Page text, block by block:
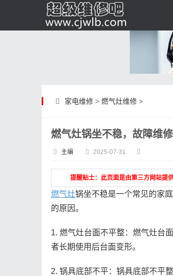
家电维修> 燃气灶维修>
燃气灶锅坐不稳，故障维
主编 2025-07-31
提醒贴士：此页面是由第三方网站提
燃气灶锅坐不稳是一个常见的家
的原因。
1. 燃气灶台面不平整：燃气灶台
者长期使用后台面变形。
2. 锅具底部不平：锅具底部不平